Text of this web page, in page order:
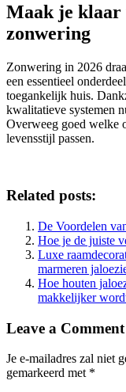
Maak je klaar
zonwering
Zonwering in 2026
een essentieel
toegankelijk huis.
kwalitatieve systemen
Overweeg goed welke
levensstijl passen.
Related posts:
De Voordelen
Hoe je de juiste
Luxe
marmeren
Hoe houten
makkelijker
Leave a Comment
Je e-mailadres zal niet
gemarkeerd met *